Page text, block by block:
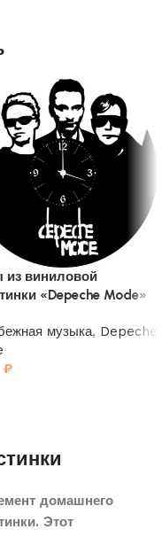
из виниловой
«Depeche Mode»
музыка, Depeche
₽
домашнего
Этот